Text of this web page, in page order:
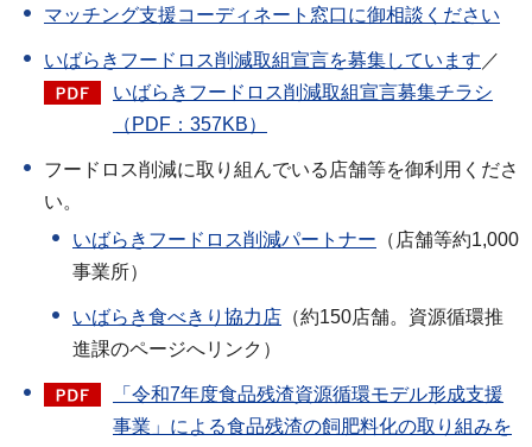
マッチング支援コーディネート窓口に御相談ください
いばらきフードロス削減取組宣言を募集しています ／
いばらきフードロス削減取組宣言募集チラシ
（PDF：357KB）
フードロス削減に取り組んでいる店舗等を御利用くださ
い。
いばらきフードロス削減パートナー （店舗等約1,000
事業所）
いばらき食べきり協力店 （約150店舗。資源循環推
進課のページへリンク）
「令和7年度食品残渣資源循環モデル形成支援
事業」による食品残渣の飼肥料化の取り組みを